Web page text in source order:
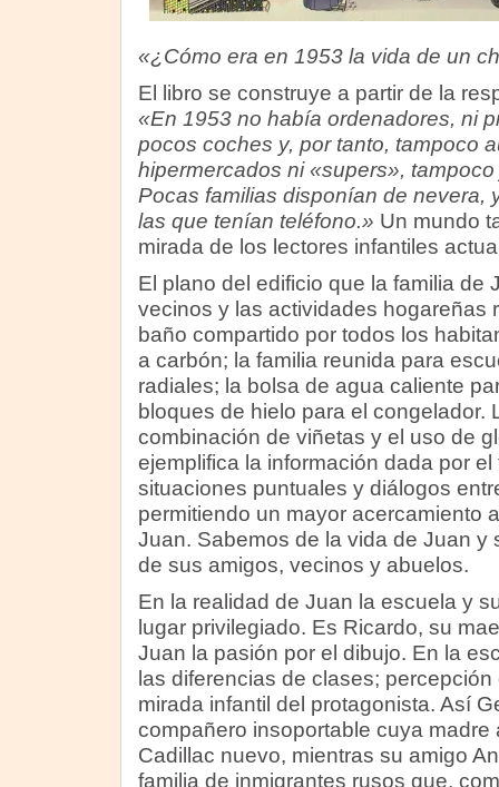
«¿Cómo era en 1953 la vida de un
El libro se construye a partir de la
«En 1953 no había ordenadores, ni
pocos coches y, por tanto, tampoco
hipermercados ni «supers»,
Pocas familias disponían de nevera,
las que tenían teléfono.» Un mundo
mirada de los lectores infantiles
El plano del edificio que la familia de
vecinos y las actividades hogareñas
baño compartido por todos los
a carbón; la familia reunida para
radiales; la bolsa de agua caliente
bloques de hielo para el congelador.
combinación de viñetas y el uso de
ejemplifica la información dada por
situaciones puntuales y diálogos
permitiendo un mayor acercamiento
Juan. Sabemos de la vida de Juan y
de sus amigos, vecinos y abuelos.
En la realidad de Juan la escuela y
lugar privilegiado. Es Ricardo, su
Juan la pasión por el dibujo. En la
las diferencias de clases;
mirada infantil del protagonista. Así
compañero insoportable cuya madre
Cadillac nuevo, mientras su amigo
familia de inmigrantes rusos que,